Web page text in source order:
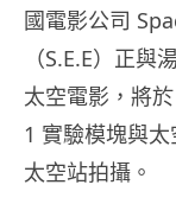
國電影公司
（S.E.E）正
太空電影，將
1 實驗模塊與
太空站拍攝。